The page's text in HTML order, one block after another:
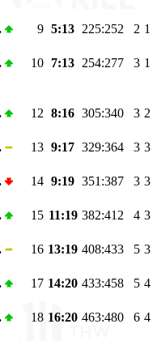
9 5:13 225:252 2 1
10 7:13 254:277 3 1
12 8:16 305:340 3 2
13 9:17 329:364 3 3
14 9:19 351:387 3 3
15 11:19 382:412 4 3
16 13:19 408:433 5 3
17 14:20 433:458 5 4
18 16:20 463:480 6 4